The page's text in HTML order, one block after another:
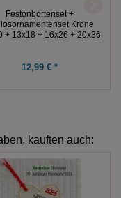
Festonbortenset +
Krone
+ 13x18 + 16x26 + 20x36
12,99 € *
kauften auch: